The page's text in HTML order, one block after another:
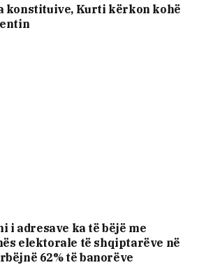
konstituive, Kurti kërkon kohë
i adresave ka të bëjë me
elektorale të shqiptarëve në
62% të banorëve